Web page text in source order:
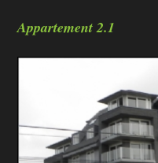
Appartement 2.1